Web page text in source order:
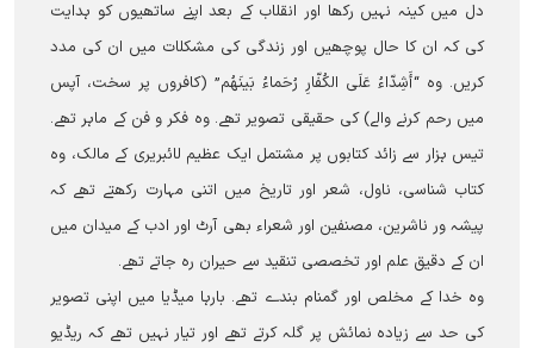
دل میں کینہ نہیں رکھا اور انقلاب کے بعد اپنے ساتھیوں کو ہدایت
کی کہ ان کا حال پوچھیں اور زندگی کی مشکلات میں ان کی مدد
کریں۔ وہ “أَشِدّاءُ عَلَى الكُفّارِ رُحَماءُ بَينَهُم” (کافروں پر سخت، آپس
میں رحم کرنے والے) کی حقیقی تصویر تھے۔ وہ فکر و فن کے ماہر تھے۔
تیس ہزار سے زائد کتابوں پر مشتمل ایک عظیم لائبریری کے مالک، وہ
کتاب شناسی، ناول، شعر اور تاریخ میں اتنی مہارت رکھتے تھے کہ
پیشہ ور ناشرین، مصنفین اور شعراء بھی آرٹ اور ادب کے میدان میں
ان کے دقیق علم اور تخصصی تنقید سے حیران رہ جاتے تھے۔
وہ خدا کے مخلص اور گمنام بندے تھے۔ بارہا میڈیا میں اپنی تصویر
کی حد سے زیادہ نمائش پر گلہ کرتے تھے اور تیار نہیں تھے کہ ریڈیو